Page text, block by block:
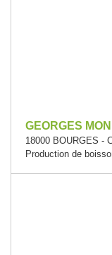
GEORGES
18000 BOURGES -
Production de